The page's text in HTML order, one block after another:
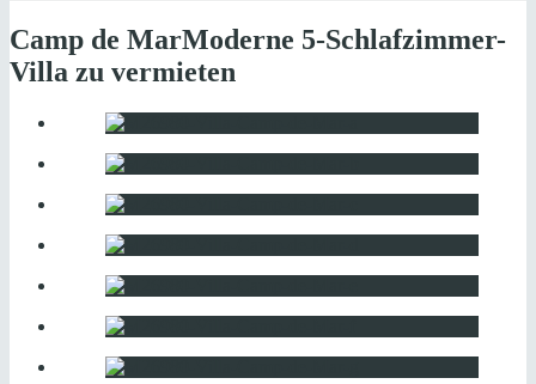
Camp de MarModerne 5-Schlafzimmer-
Villa zu vermieten